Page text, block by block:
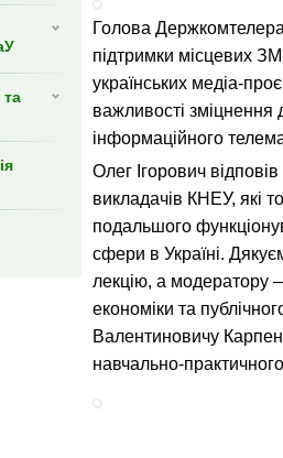
Голова
підтримки місцевих
українських медіа-
важливості зміцнення
інформаційного
Олег Ігорович
викладачів КНЕУ, які
подальшого
сфери в Україні.
лекцію, а модератору
економіки та
Валентиновичу
навчально-